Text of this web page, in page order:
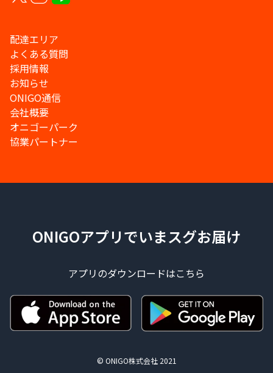
配達エリア
よくある質問
採用情報
お知らせ
ONIGO通信
会社概要
オニゴーパーク
協業パートナー
ONIGOアプリでいまスグお届け
アプリのダウンロードはこちら
© ONIGO株式会社 2021